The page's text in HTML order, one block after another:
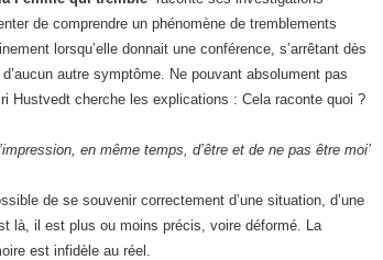
de comprendre un phénomène de tremblements
lorsqu’elle donnait une conférence, s’arrêtant dès
autre symptôme. Ne pouvant absolument pas
Hustvedt cherche les explications : Cela raconte quoi ?
en même temps, d’être et de ne pas être moi’
de se souvenir correctement d’une situation, d’une
là, il est plus ou moins précis, voire déformé. La
est infidèle au réel.